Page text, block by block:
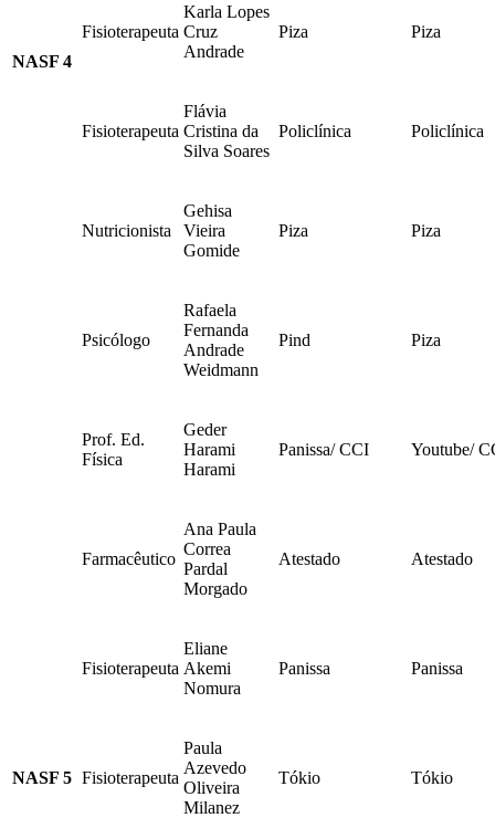
NASF 4
Fisioterapeuta
Karla Lopes
Cruz
Andrade
Piza Piza
Fisioterapeuta
Flávia
Cristina da
Silva Soares
Policlínica Policlínica
Nutricionista
Gehisa
Vieira
Gomide
Piza Piza
Psicólogo
Rafaela
Fernanda
Andrade
Weidmann
Pind Piza
NASF 5
Prof. Ed.
Física
Geder
Harami
Harami
Panissa/ CCI Youtube/
Farmacêutico
Ana Paula
Correa
Pardal
Morgado
Atestado Atestado
Fisioterapeuta
Eliane
Akemi
Nomura
Panissa Panissa
Fisioterapeuta
Paula
Azevedo
Oliveira
Milanez
Tókio Tókio